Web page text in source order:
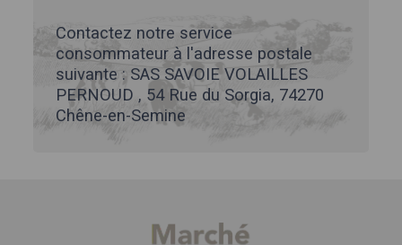
Contactez notre service
consommateur à l'adresse postale
suivante : SAS SAVOIE VOLAILLES
PERNOUD , 54 Rue du Sorgia, 74270
Chêne-en-Semine